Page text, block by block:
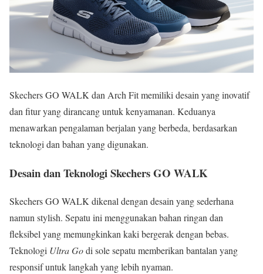
Skechers GO WALK dan Arch Fit memiliki desain yang inovatif
dan fitur yang dirancang untuk kenyamanan. Keduanya
menawarkan pengalaman berjalan yang berbeda, berdasarkan
teknologi dan bahan yang digunakan.
Desain dan Teknologi Skechers GO WALK
Skechers GO WALK dikenal dengan desain yang sederhana
namun stylish. Sepatu ini menggunakan bahan ringan dan
fleksibel yang memungkinkan kaki bergerak dengan bebas.
Teknologi Ultra Godi sole sepatu memberikan bantalan yang
responsif untuk langkah yang lebih nyaman.